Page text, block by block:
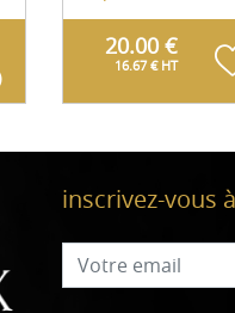
20.00 €
16.67 € HT
inscrivez-vous